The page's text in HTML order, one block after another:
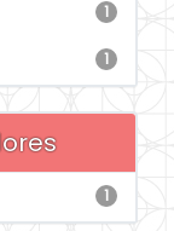
1
1
1